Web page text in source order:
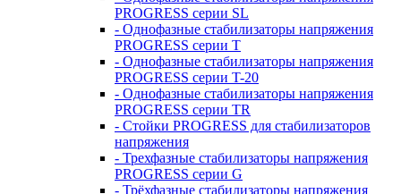
PROGRESS серии SL
- Однофазные стабилизаторы напряжения
PROGRESS серии T
- Однофазные стабилизаторы напряжения
PROGRESS серии T-20
- Однофазные стабилизаторы напряжения
PROGRESS серии TR
- Стойки PROGRESS для стабилизаторов
напряжения
- Трехфазные стабилизаторы напряжения
PROGRESS серии G
- Трёхфазные стабилизаторы напряжения